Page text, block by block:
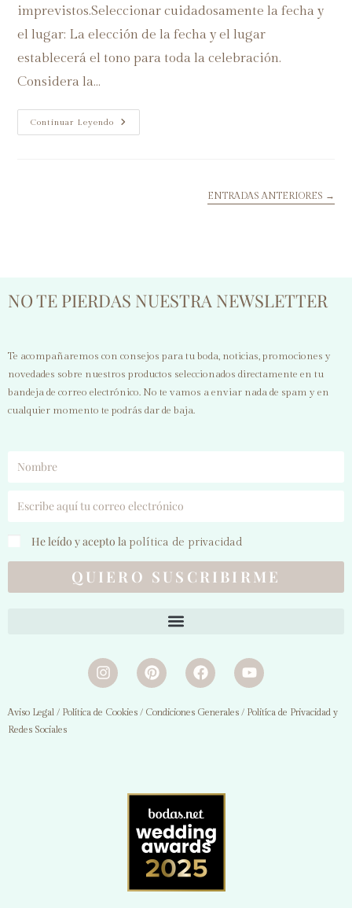
imprevistos.Seleccionar cuidadosamente la fecha y
el lugar: La elección de la fecha y el lugar
establecerá el tono para toda la celebración.
Considera la…
Continuar Leyendo
ENTRADAS ANTERIORES →
NO TE PIERDAS NUESTRA NEWSLETTER
Te acompañaremos con consejos para tu boda, noticias, promociones y
novedades sobre nuestros productos seleccionados directamente en tu
bandeja de correo electrónico. No te vamos a enviar nada de spam y en
cualquier momento te podrás dar de baja.
He leído y acepto la política de privacidad
QUIERO SUSCRIBIRME
Aviso Legal / Política de Cookies / Condiciones Generales / Politíca de Privacidad y
Redes Sociales